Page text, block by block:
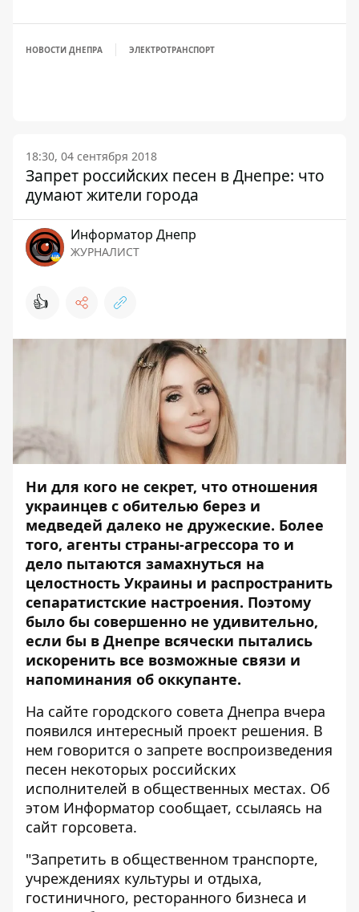
НОВОСТИ ДНЕПРА ЭЛЕКТРОТРАНСПОРТ
18:30, 04 сентября 2018
Запрет российских песен в Днепре: что
думают жители города
Информатор Днепр
ЖУРНАЛИСТ
👍
Ни для кого не секрет, что отношения
украинцев с обителью берез и
медведей далеко не дружеские. Более
того, агенты страны-агрессора то и
дело пытаются замахнуться на
целостность Украины и распространить
сепаратистские настроения. Поэтому
было бы совершенно не удивительно,
если бы в Днепре всячески пытались
искоренить все возможные связи и
напоминания об оккупанте.
На сайте городского совета Днепра вчера
появился интересный проект решения. В
нем говорится о запрете воспроизведения
песен некоторых российских
исполнителей в общественных местах. Об
этом Информатор сообщает, ссылаясь на
сайт горсовета.
"Запретить в общественном транспорте,
учреждениях культуры и отдыха,
гостиничного, ресторанного бизнеса и